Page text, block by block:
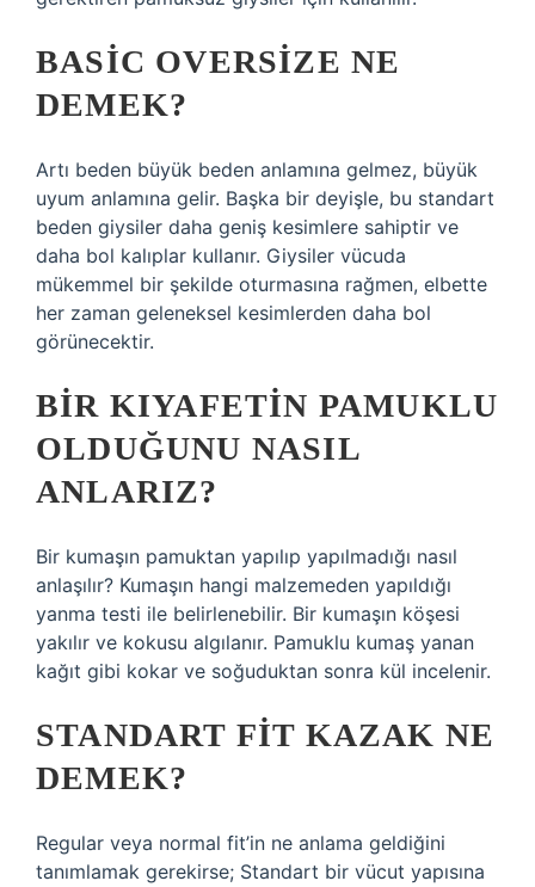
BASIC OVERSIZE NE
DEMEK?
Artı beden büyük beden anlamına gelmez, büyük
uyum anlamına gelir. Başka bir deyişle, bu standart
beden giysiler daha geniş kesimlere sahiptir ve
daha bol kalıplar kullanır. Giysiler vücuda
mükemmel bir şekilde oturmasına rağmen, elbette
her zaman geleneksel kesimlerden daha bol
görünecektir.
BIR KIYAFETIN PAMUKLU
OLDUĞUNU NASIL
ANLARIZ?
Bir kumaşın pamuktan yapılıp yapılmadığı nasıl
anlaşılır? Kumaşın hangi malzemeden yapıldığı
yanma testi ile belirlenebilir. Bir kumaşın köşesi
yakılır ve kokusu algılanır. Pamuklu kumaş yanan
kağıt gibi kokar ve soğuduktan sonra kül incelenir.
STANDART FIT KAZAK NE
DEMEK?
Regular veya normal fit’in ne anlama geldiğini
tanımlamak gerekirse; Standart bir vücut yapısına